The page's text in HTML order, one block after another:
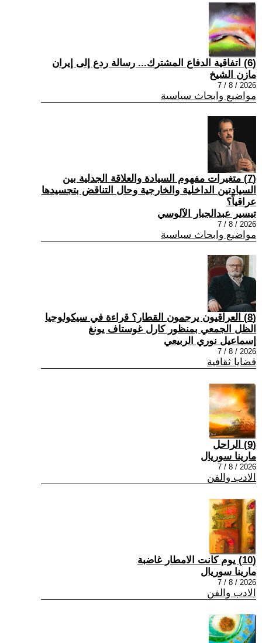
(6) اتفاقية الدفاع المشترك... رسالة ردع إلى إيران
مازن الشيخ
2026 / 8 / 7
مواضيع وابحاث سياسية
(7) متغيرات مفهوم السيادة والعلاقة الجدلية بين
السيادتين الداخلية والخارجية وحال التناقض بتجسيدها
عراقياً؟
تيسير عبدالجبار الآلوسي
2026 / 8 / 7
مواضيع وابحاث سياسية
(8) العراقيون يرجمون القطار؟ قراءة في سيكولوجيا
الظل الجمعي بمنظور كارل غوستاف يونغ
إسماعيل نوري الربيعي
2026 / 8 / 7
قضايا ثقافية
(9) الراحل
مارينا سوريال
2026 / 8 / 7
الادب والفن
(10) يوم كانت الامطار غاضبة
مارينا سوريال
2026 / 8 / 7
الادب والفن